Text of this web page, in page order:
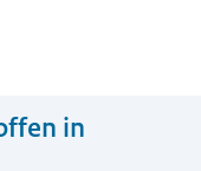
in